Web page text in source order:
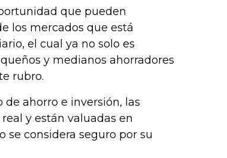
que pueden
los mercados que está
el cual ya no solo es
y medianos ahorradores
rubro.
ahorro e inversión, las
y están valuadas en
se considera seguro por su